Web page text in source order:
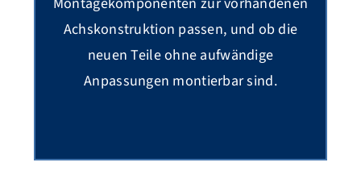
Achskonstruktion passen, und ob die
neuen Teile ohne aufwändige
Anpassungen montierbar sind.